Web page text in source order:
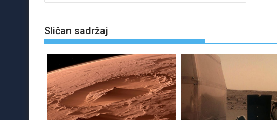
Sličan sadržaj